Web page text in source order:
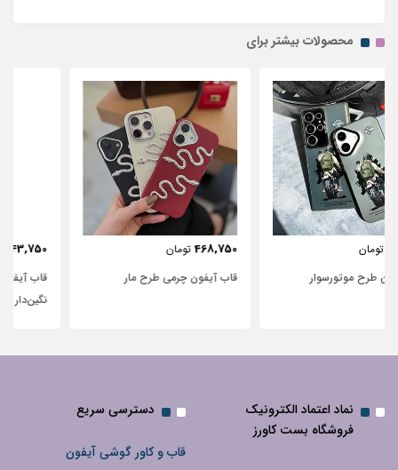
محصولات بیشتر برای
468,750
قاب آیفون چرمی طرح مار
443,750
قاب آیفون شفاف با پاپیون سفید و
نماد اعتماد الکترونیک
فروشگاه بست کاورز
دسترسی سریع
قاب و کاور گوشی آیفون